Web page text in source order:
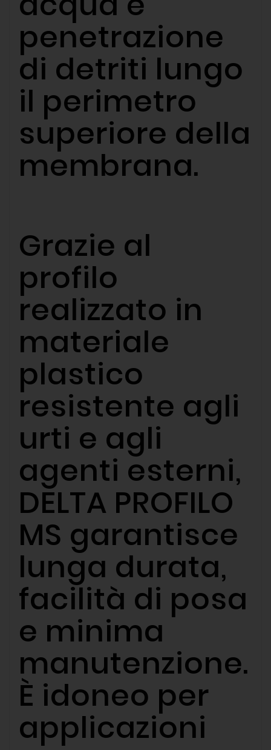
penetrazione
di detriti lungo
il perimetro
superiore della
membrana.
Grazie al
profilo
realizzato in
materiale
plastico
resistente agli
urti e agli
agenti esterni,
DELTA PROFILO
MS garantisce
lunga durata,
facilità di posa
e minima
manutenzione.
È idoneo per
applicazioni